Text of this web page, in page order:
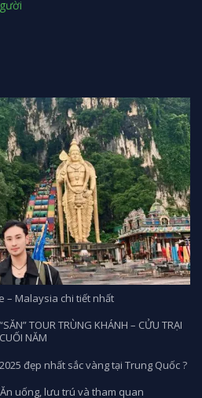
– Malaysia chi tiết nhất
TOUR TRÙNG KHÁNH – CỬU TRẠI
NĂM
đẹp nhất sắc vàng tại Trung Quốc ?
uống, lưu trú và tham quan